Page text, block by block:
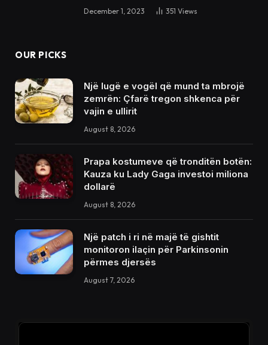
December 1, 2023 351 Views
OUR PICKS
Një lugë e vogël që mund ta mbrojë
zemrën: Çfarë tregon shkenca për
vajin e ullirit
August 8, 2026
Prapa kostumeve që tronditën botën:
Kauza ku Lady Gaga investoi miliona
dollarë
August 8, 2026
Një patch i ri në majë të gishtit
monitoron ilaçin për Parkinsonin
përmes djersës
August 7, 2026